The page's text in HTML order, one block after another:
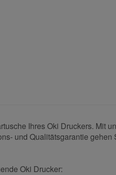
Ihres Oki Druckers. Mit
und Qualitätsgarantie
Oki Drucker: